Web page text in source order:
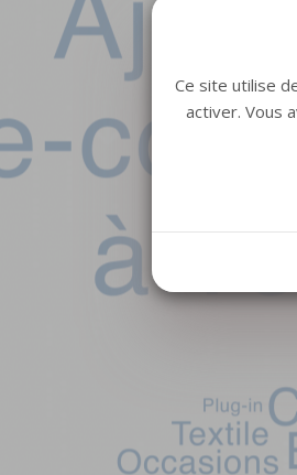
Ce site utilise
activer. Vous